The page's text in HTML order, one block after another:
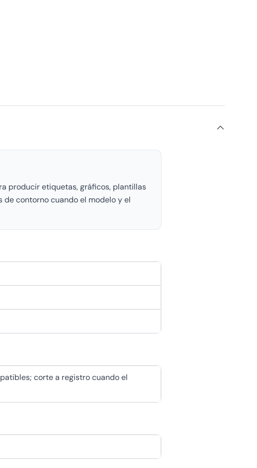
producir etiquetas, gráficos, plantillas
contorno cuando el modelo y el
corte a registro cuando el